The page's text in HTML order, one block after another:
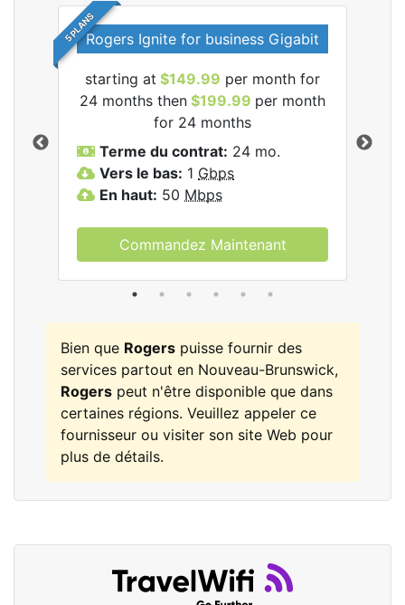
5 PLANSRogers Ignite for business Gigabit
starting at $149.99 per month for
24 months then $199.99 per month
for 24 months
Terme du contrat: 24 mo.
Vers le bas: 1 Gbps
En haut: 50 Mbps
Commandez Maintenant
Bien que Rogers puisse fournir des
services partout en Nouveau-Brunswick,
Rogers peut n'être disponible que dans
certaines régions. Veuillez appeler ce
fournisseur ou visiter son site Web pour
plus de détails.